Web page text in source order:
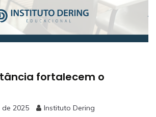
fortalecem o
2025 Instituto Dering